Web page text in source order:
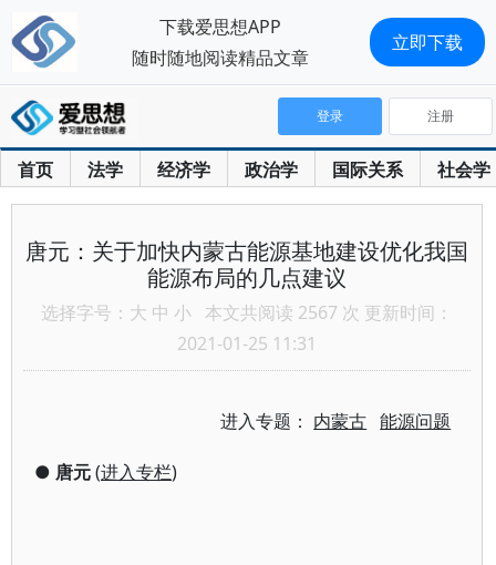
首页 法学 经济学 政治学 国际关系 社会学
登录 注册
唐元：关于加快内蒙古能源基地建设优化我国
能源布局的几点建议
选择字号： 大 中 小 本文共阅读 2567 次 更新时间：
2021-01-25 11:31
进入专题： 内蒙古 能源问题
● 唐元(进入专栏)
下载爱思想APP
随时随地阅读精品文章
立即下载